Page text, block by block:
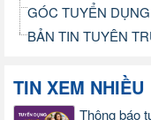
GÓC TUYỂN DỤNG
BẢN TIN TUYÊN
TIN XEM NHIỀU
Thông báo